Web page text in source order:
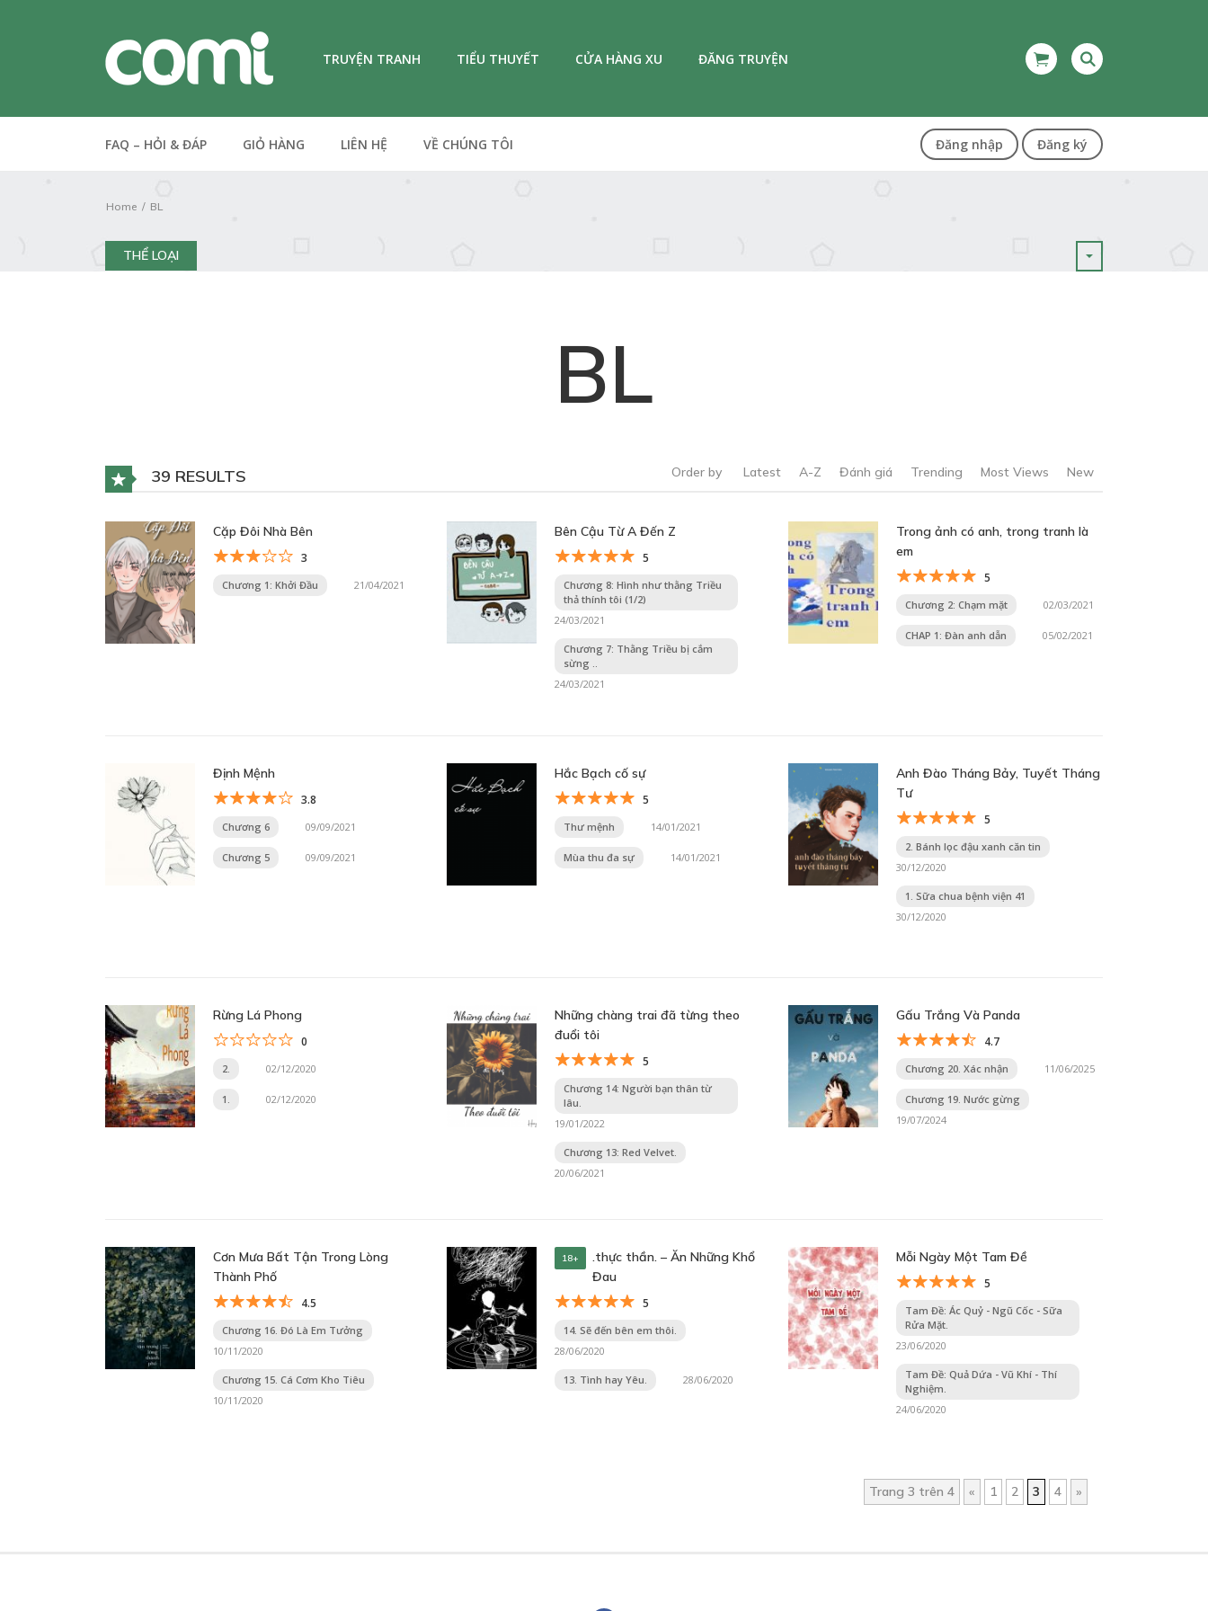
TRUYỆN TRANH TIỂU THUYẾT CỬA HÀNG XU ĐĂNG TRUYỆN
FAQ – HỎI & ĐÁP GIỎ HÀNG LIÊN HỆ VỀ CHÚNG TÔI Đăng nhập Đăng ký
Home BL
THỂ LOẠI
BL
39 RESULTS Order by Latest A-Z Đánh giá Trending Most Views New
Cặp Đôi Nhà Bên
3
Chương 1: Khởi Đầu 21/04/2021
Bên Cậu Từ A Đến Z
5
Chương 8: Hình như thằng Triều
thả thính tôi (1/2)
24/03/2021
Chương 7: Thằng Triều bị cắm
sừng ..
24/03/2021
Trong ảnh có anh, trong tranh là
em
5
Chương 2: Chạm mặt 02/03/2021
CHAP 1: Đàn anh dẫn 05/02/2021
Định Mệnh
3.8
Chương 6 09/09/2021
Chương 5 09/09/2021
Hắc Bạch cố sự
5
Thư mệnh 14/01/2021
Mùa thu đa sự 14/01/2021
Anh Đào Tháng Bảy, Tuyết Tháng
Tư
5
2. Bánh lọc đậu xanh căn tin
30/12/2020
1. Sữa chua bệnh viện 41
30/12/2020
Rừng Lá Phong
0
2. 02/12/2020
1. 02/12/2020
Những chàng trai đã từng theo
đuổi tôi
5
Chương 14: Người bạn thân từ
lâu.
19/01/2022
Chương 13: Red Velvet.
20/06/2021
Gấu Trắng Và Panda
4.7
Chương 20. Xác nhận 11/06/2025
Chương 19. Nước gừng
19/07/2024
Cơn Mưa Bất Tận Trong Lòng
Thành Phố
4.5
Chương 16. Đó Là Em Tưởng
10/11/2020
Chương 15. Cá Cơm Kho Tiêu
10/11/2020
18+
.thực thần. – Ăn Những Khổ
Đau
5
14. Sẽ đến bên em thôi.
28/06/2020
13. Tình hay Yêu. 28/06/2020
Mỗi Ngày Một Tam Đề
5
Tam Đề: Ác Quỷ - Ngũ Cốc - Sữa
Rửa Mặt.
23/06/2020
Tam Đề: Quả Dứa - Vũ Khí - Thí
Nghiệm.
24/06/2020
Trang 3 trên 4 « 1 2 3 4 »